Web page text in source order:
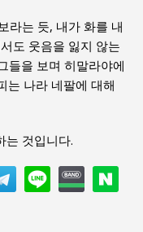
라는 듯, 내가 화를 내
도 웃음을 잃지 않는
들을 보며 히말라야에
는 나라 네팔에 대해
는 것입니다.